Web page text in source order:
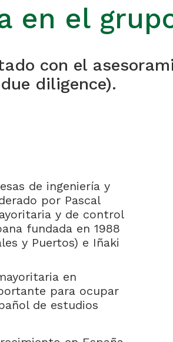
en el
con el
diligence).
de ingeniería y
por Pascal
y de control
fundada en 1988
y Puertos) e Iñaki
en
para ocupar
de estudios